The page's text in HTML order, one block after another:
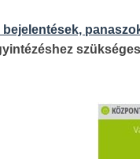
bejelentések,